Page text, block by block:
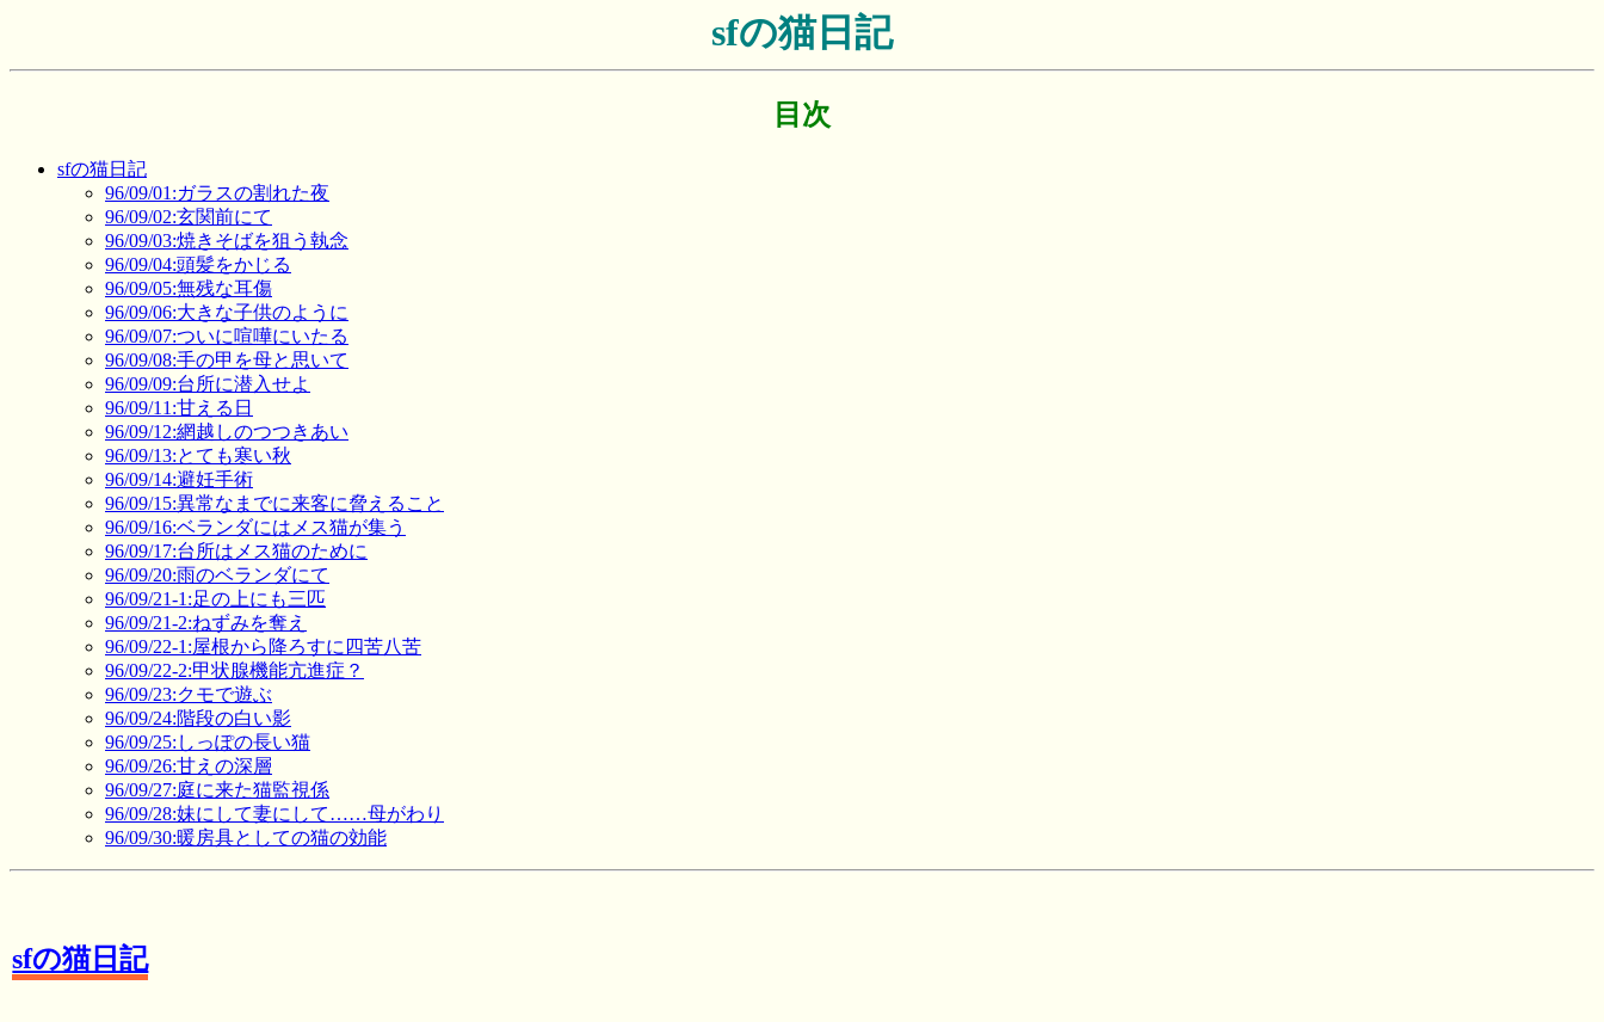
sfの猫日記
目次
sfの猫日記
96/09/01:ガラスの割れた夜
96/09/02:玄関前にて
96/09/03:焼きそばを狙う執念
96/09/04:頭髪をかじる
96/09/05:無残な耳傷
96/09/06:大きな子供のように
96/09/07:ついに喧嘩にいたる
96/09/08:手の甲を母と思いて
96/09/09:台所に潜入せよ
96/09/11:甘える日
96/09/12:網越しのつつきあい
96/09/13:とても寒い秋
96/09/14:避妊手術
96/09/15:異常なまでに来客に脅えること
96/09/16:ベランダにはメス猫が集う
96/09/17:台所はメス猫のために
96/09/20:雨のベランダにて
96/09/21-1:足の上にも三匹
96/09/21-2:ねずみを奪え
96/09/22-1:屋根から降ろすに四苦八苦
96/09/22-2:甲状腺機能亢進症？
96/09/23:クモで遊ぶ
96/09/24:階段の白い影
96/09/25:しっぽの長い猫
96/09/26:甘えの深層
96/09/27:庭に来た猫監視係
96/09/28:妹にして妻にして……母がわり
96/09/30:暖房具としての猫の効能
sfの猫日記